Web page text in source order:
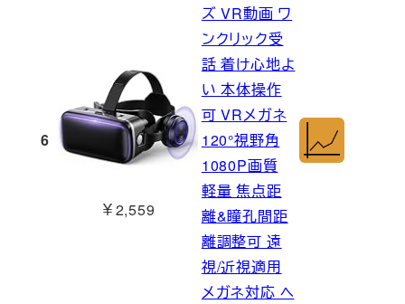
6
￥2,559
ズ VR動画 ワ
ンクリック受
話 着け心地よ
い 本体操作
可 VRメガネ
120°視野角
1080P画質
軽量 焦点距
離&瞳孔間距
離調整可 遠
視/近視適用
メガネ対応 ヘ